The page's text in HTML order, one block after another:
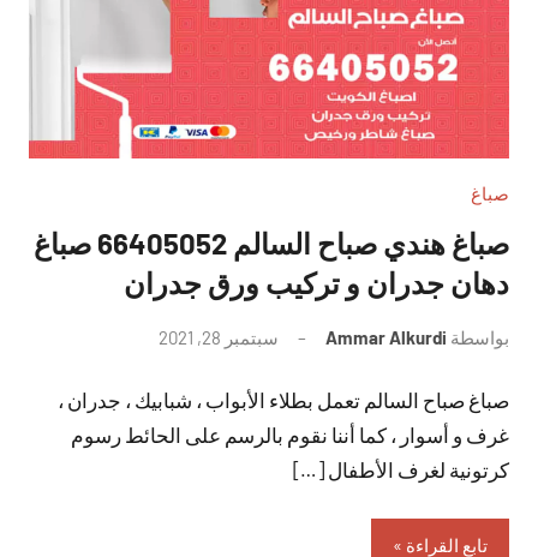
صباغ
صباغ هندي صباح السالم 66405052 صباغ
دهان جدران و تركيب ورق جدران
بواسطة Ammar Alkurdi سبتمبر 28, 2021
تعليقات
صباغ صباح السالم تعمل بطلاء الأبواب ، شبابيك ، جدران ،
غرف و أسوار ، كما أننا نقوم بالرسم على الحائط رسوم
كرتونية لغرف الأطفال […]
تابع القراءة